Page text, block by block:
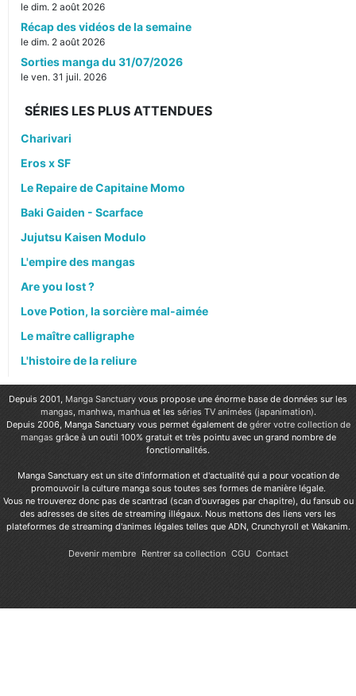
le dim. 2 août 2026
Récap des vidéos de la semaine
le dim. 2 août 2026
Sorties manga du 31/07/2026
le ven. 31 juil. 2026
SÉRIES LES PLUS ATTENDUES
Charivari
Eros x SF
Le Repaire de Capitaine Momo
Baki Gaiden - Scarface
Jujutsu Kaisen Modulo
L'empire des mangas
Are you lost ?
Love Potion, la sorcière mal-aimée
Le maître calligraphe
L'histoire de la reliure
Depuis 2001, Manga Sanctuary vous propose une énorme base de données sur les
mangas, manhwa, manhuaet les séries TV animées (japanimation).
Depuis 2006, Manga Sanctuary vous permet également de gérer votre collection de
mangas grâce à un outil 100% gratuit et très pointu avec un grand nombre de
fonctionnalités.
Manga Sanctuary est un site d'information et d'actualité qui a pour vocation de
promouvoir la culture manga sous toutes ses formes de manière légale.
Vous ne trouverez donc pas de scantrad (scan d'ouvrages par chapitre), du fansub ou
des adresses de sites de streaming illégaux. Nous mettons des liens vers les
plateformes de streaming d'animes légales telles que ADN, Crunchyroll et Wakanim.
Devenir membre Rentrer sa collection CGU Contact